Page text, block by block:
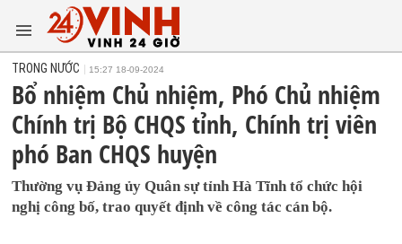
TRONG NƯỚC 15:27 18-09-2024
Bổ nhiệm Chủ nhiệm, Phó Chủ nhiệm
Chính trị Bộ CHQS tỉnh, Chính trị viên
phó Ban CHQS huyện
Thường vụ Đảng ủy Quân sự tỉnh Hà Tĩnh tổ chức hội
nghị công bố, trao quyết định về công tác cán bộ.